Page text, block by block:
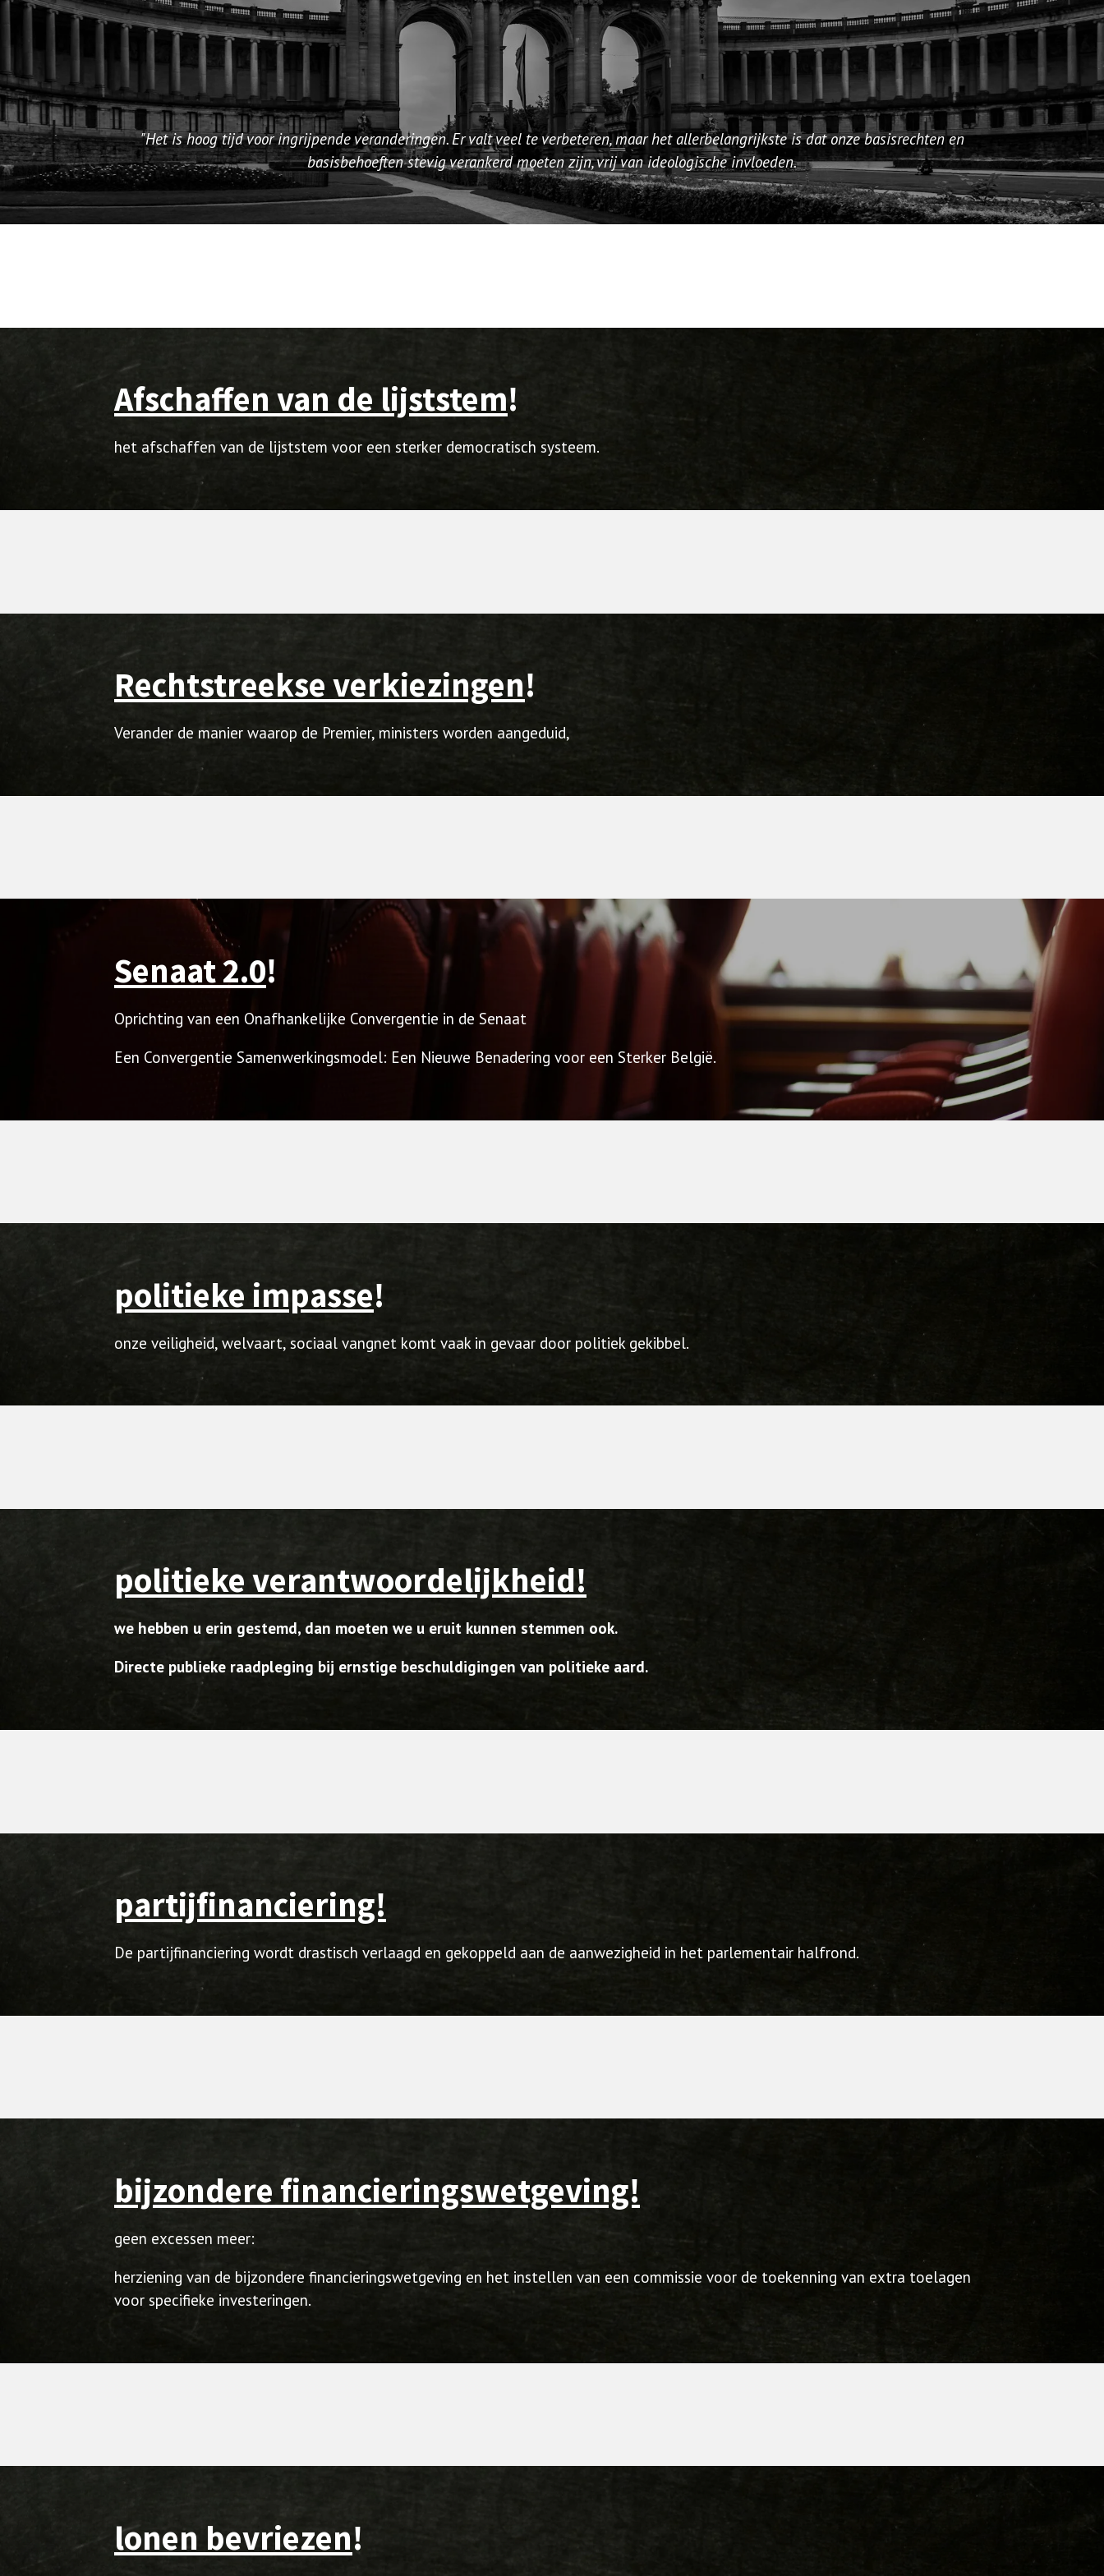
"Het is hoog tijd voor ingrijpende veranderingen. Er valt veel te verbeteren, maar het allerbelangrijkste is dat onze basisrechten en
basisbehoeften stevig verankerd moeten zijn, vrij van ideologische invloeden.
Afschaffen van de lijststem!
het afschaffen van de lijststem voor een sterker democratisch systeem.
Rechtstreekse verkiezingen!
Verander de manier waarop de Premier, ministers worden aangeduid,
Senaat 2.0!
Oprichting van een Onafhankelijke Convergentie in de Senaat
Een Convergentie Samenwerkingsmodel: Een Nieuwe Benadering voor een Sterker België.
politieke impasse!
onze veiligheid, welvaart, sociaal vangnet komt vaak in gevaar door politiek gekibbel.
politieke verantwoordelijkheid!
we hebben u erin gestemd, dan moeten we u eruit kunnen stemmen ook.
Directe publieke raadpleging bij ernstige beschuldigingen van politieke aard.
partijfinanciering!
De partijfinanciering wordt drastisch verlaagd en gekoppeld aan de aanwezigheid in het parlementair halfrond.
bijzondere financieringswetgeving!
geen excessen meer:
herziening van de bijzondere financieringswetgeving en het instellen van een commissie voor de toekenning van extra toelagen
voor specifieke investeringen.
lonen bevriezen!